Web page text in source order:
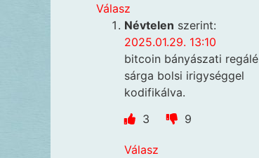
Válasz
Névtelen szerint:
2025.01.29. 13:10
bitcoin bányászati regálé
sárga bolsi irigységgel
kodifikálva.
3
9
Válasz